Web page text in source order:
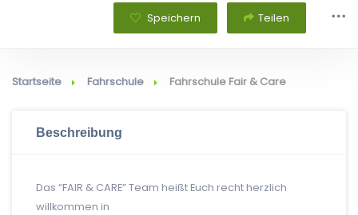
Speichern Teilen
Startseite Fahrschule Fahrschule Fair & Care
Beschreibung
Das “FAIR & CARE” Team heißt Euch recht herzlich
willkommen in